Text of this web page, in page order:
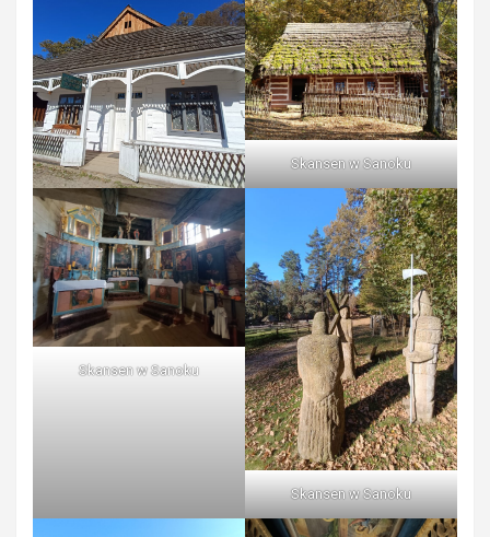
Skansen w Sanoku
Skansen w Sanoku
Skansen w Sanoku